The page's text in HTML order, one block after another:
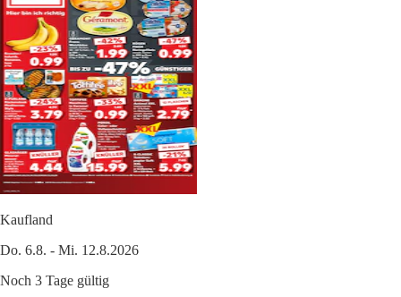
Kaufland
Do. 6.8. - Mi. 12.8.2026
Noch 3 Tage gültig